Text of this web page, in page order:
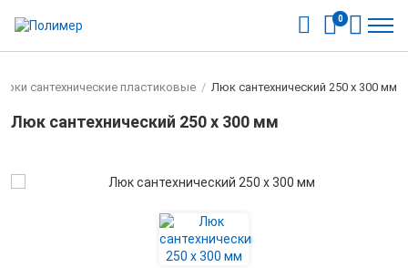
0
сантехнические пластиковые / Люк сантехнический 250 х 300 мм
Люк сантехнический 250 х 300 мм